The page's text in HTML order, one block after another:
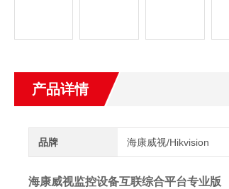
产品详情
品牌 海康威视/Hikvision
海康威视监控设备互联综合平台专业版